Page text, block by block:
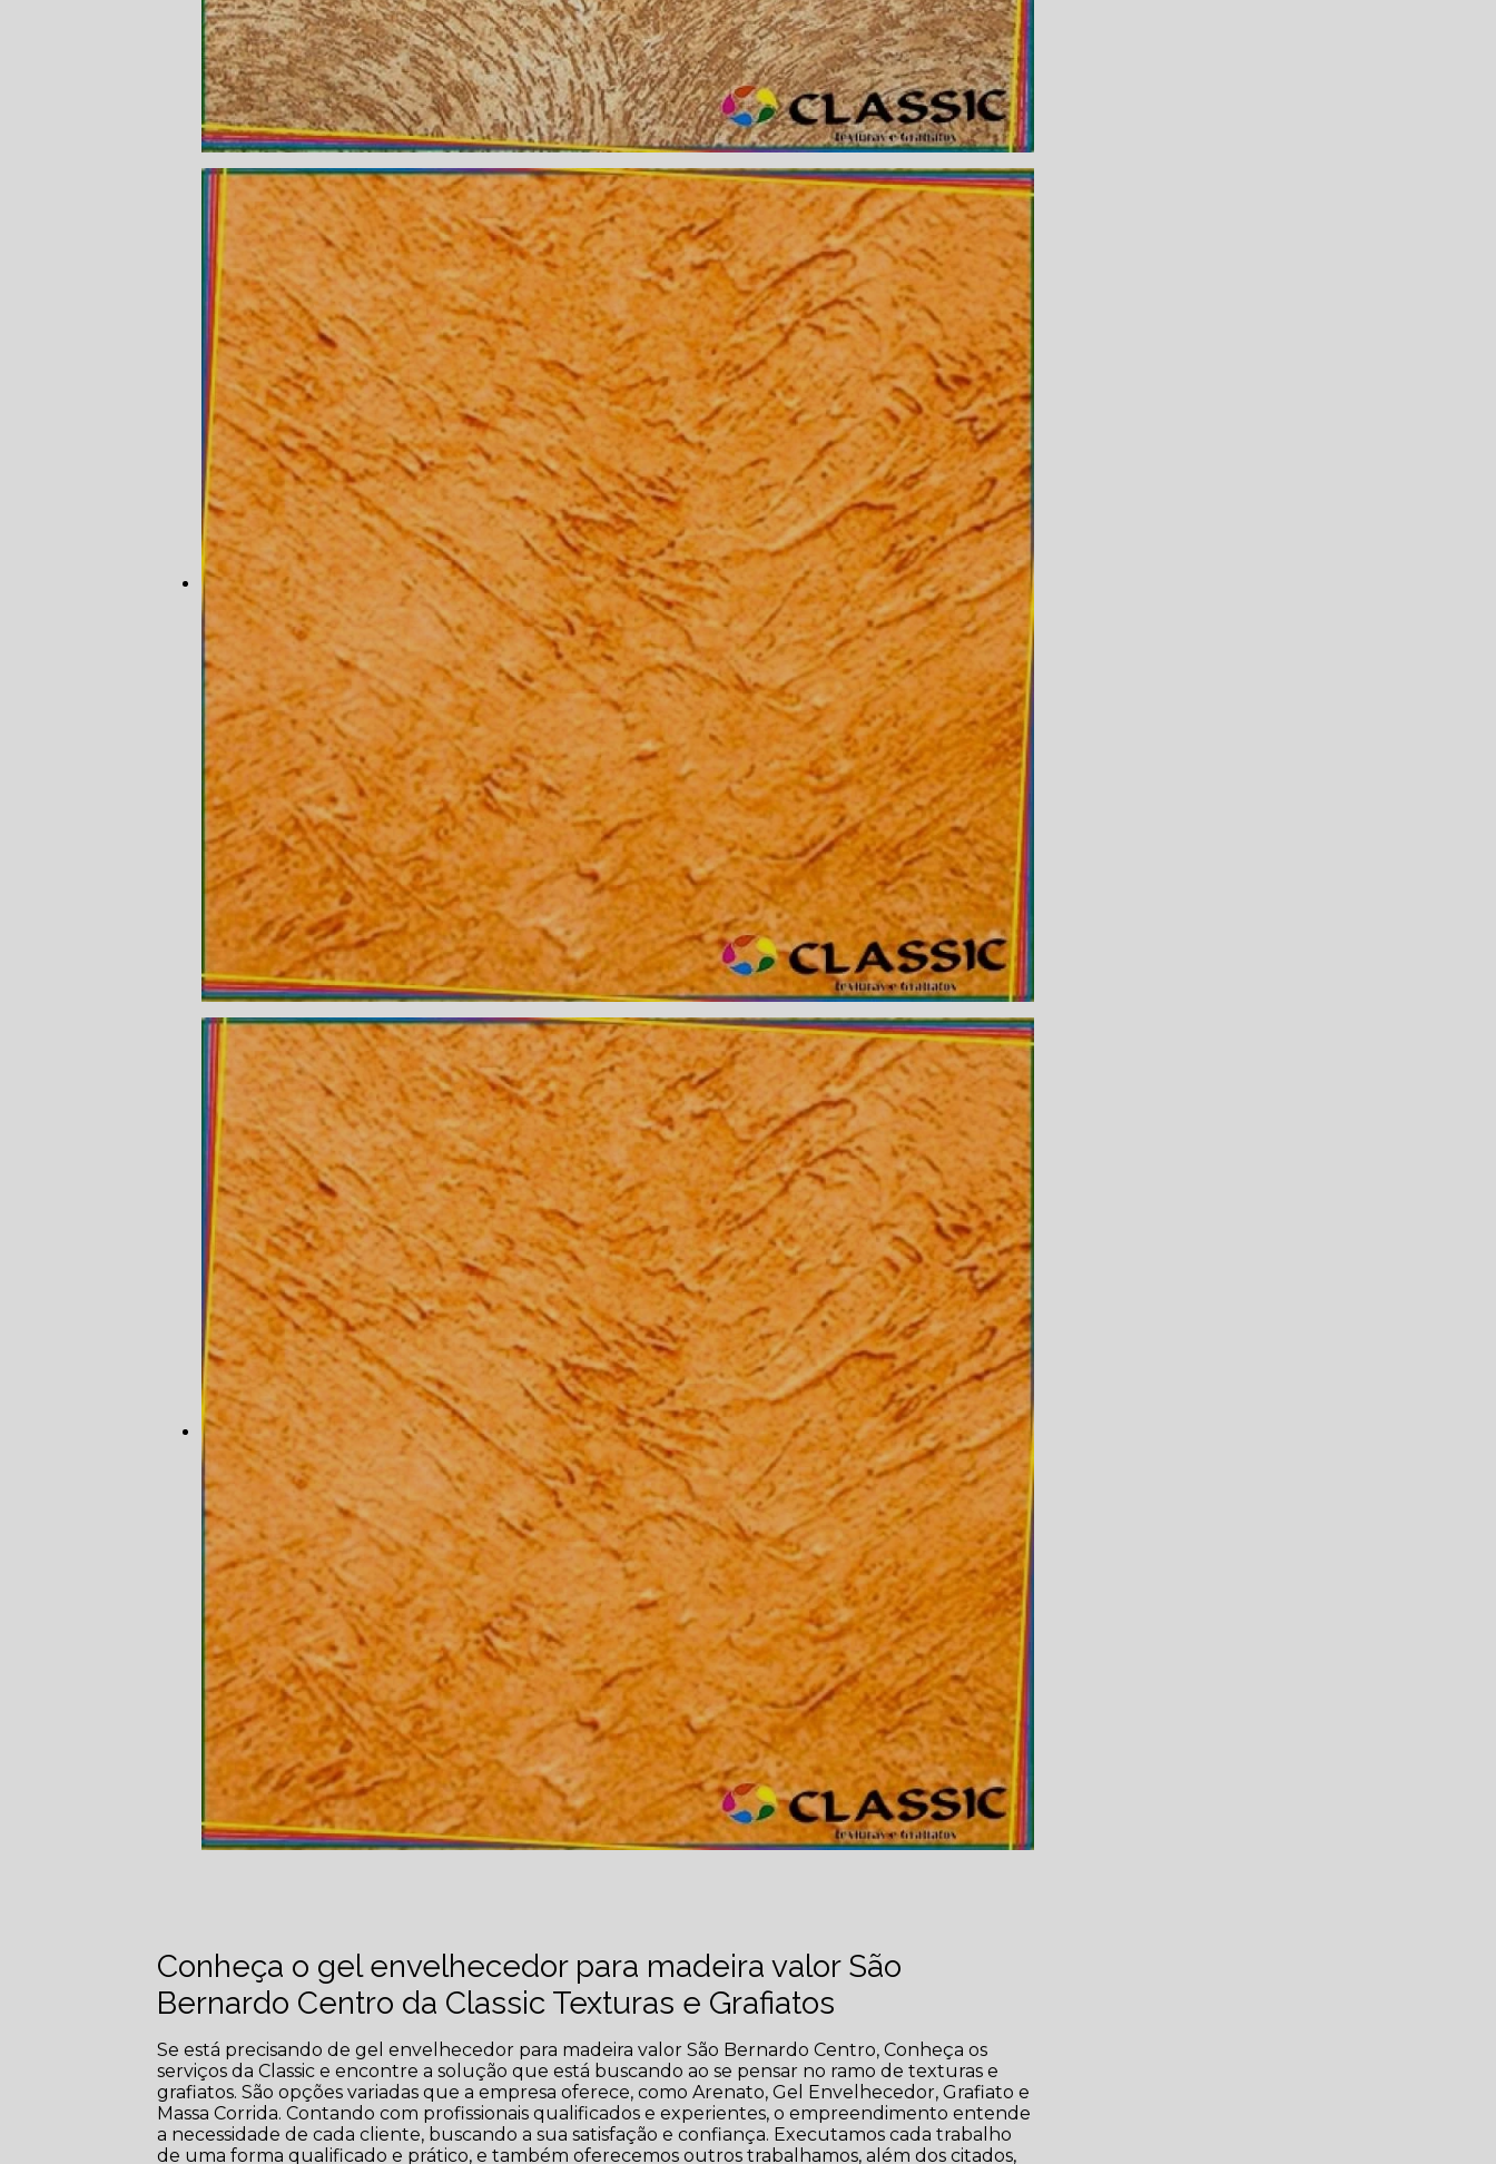
Conheça o gel envelhecedor para madeira valor São
Bernardo Centro da Classic Texturas e Grafiatos
Se está precisando de gel envelhecedor para madeira valor São Bernardo Centro, Conheça os
serviços da Classic e encontre a solução que está buscando ao se pensar no ramo de texturas e
grafiatos. São opções variadas que a empresa oferece, como Arenato, Gel Envelhecedor, Grafiato e
Massa Corrida. Contando com profissionais qualificados e experientes, o empreendimento entende
a necessidade de cada cliente, buscando a sua satisfação e confiança. Executamos cada trabalho
de uma forma qualificado e prático, e também oferecemos outros trabalhamos, além dos citados,